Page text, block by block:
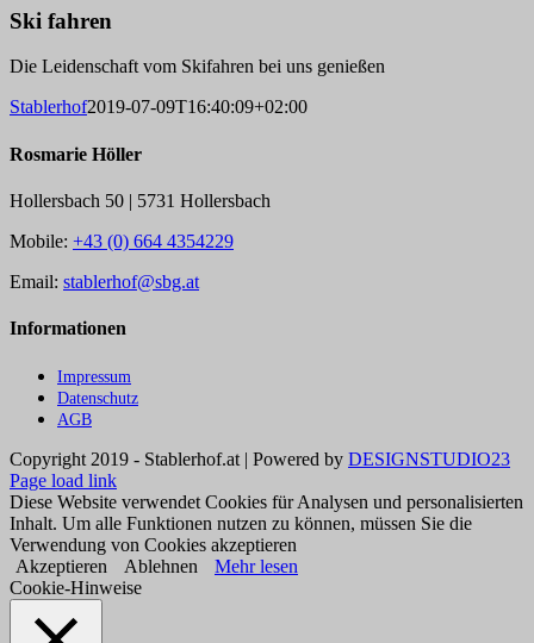
Image
Ski fahren
Die Leidenschaft vom Skifahren bei uns genießen
Stablerhof2019-07-09T16:40:09+02:00
Rosmarie Höller
Hollersbach 50 | 5731 Hollersbach
Mobile: +43 (0) 664 4354229
Email: stablerhof@sbg.at
Informationen
Impressum
Datenschutz
AGB
Copyright 2019 - Stablerhof.at | Powered by DESIGNSTUDIO23
Page load link
Diese Website verwendet Cookies für Analysen und personalisierten
Inhalt. Um alle Funktionen nutzen zu können, müssen Sie die
Verwendung von Cookies akzeptieren
Akzeptieren
Ablehnen
Mehr lesen
Cookie-Hinweise